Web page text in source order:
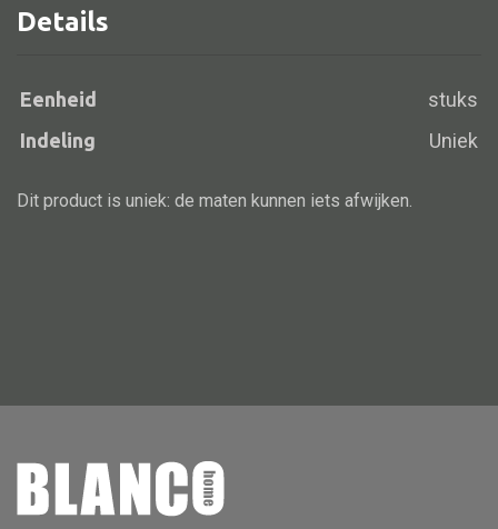
Bank IJzer
Tafellamp
Vloerlamp
Details
Eenheid stuks
Indeling Uniek
Dit product is uniek: de maten kunnen iets afwijken.